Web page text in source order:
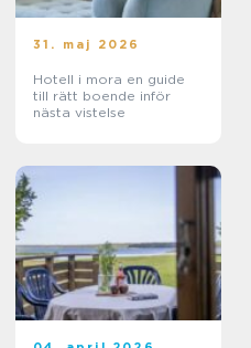
31. maj 2026
Hotell i mora en guide
till rätt boende inför
nästa vistelse